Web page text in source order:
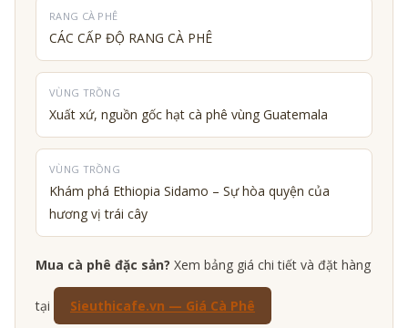
RANG CÀ PHÊ
CÁC CẤP ĐỘ RANG CÀ PHÊ
VÙNG TRỒNG
Xuất xứ, nguồn gốc hạt cà phê vùng Guatemala
VÙNG TRỒNG
Khám phá Ethiopia Sidamo – Sự hòa quyện của
hương vị trái cây
Mua cà phê đặc sản? Xem bảng giá chi tiết và đặt hàng
tại Sieuthicafe.vn — Giá Cà Phê